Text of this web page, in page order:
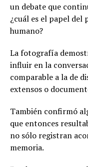
un debate que
¿cuál es el papel
humano?
La fotografía
influir en la
comparable a la de
extensos o
También confirmó
que entonces
no sólo registran
memoria.